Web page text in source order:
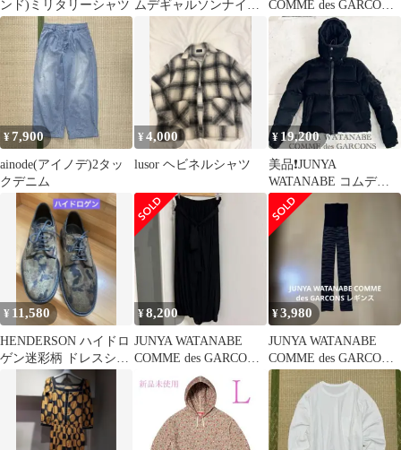
ンド)ミリタリーシャツ ムデギャルソンナイロ
ンコート フード付き
COMME des GARCONS
シャツ
¥7,900
ainode(アイノデ)2タッ
クデニム
¥4,000
lusor ヘビネルシャツ
¥ 19,200
美品❗️JUNYA
WATANABE コムデギ
ャルソン ベロア シ
ョートダウン 黒
¥ 11,580
HENDERSON ハイドロ
ゲン迷彩柄 ドレスシュ
¥8,200
JUNYA WATANABE
COMME des GARCONS
¥3,980
JUNYA WATANABE
COMME des GARCONS
レギンス